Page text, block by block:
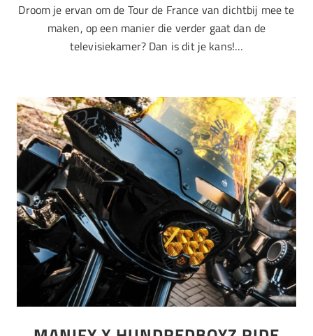
Droom je ervan om de Tour de France van dichtbij mee te
maken, op een manier die verder gaat dan de
televisiekamer? Dan is dit je kans!…